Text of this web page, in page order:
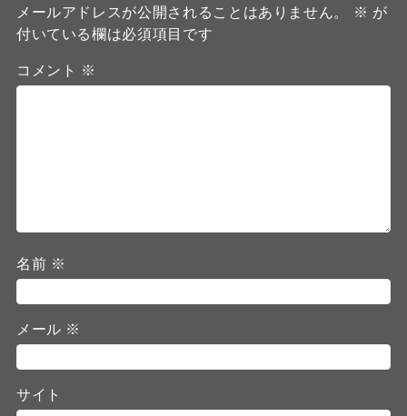
メールアドレスが公開されることはありません。 ※ が
付いている欄は必須項目です
コメント ※
名前 ※
メール ※
サイト